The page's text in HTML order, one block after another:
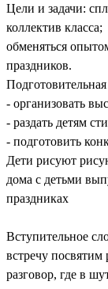
Цели и задачи:
коллектив класса;
обменяться
праздников.
Подготовительная
- организовать
- раздать детям
- подготовить
Дети рисуют
дома с детьми
праздниках
Вступительное
встречу посвятим
разговор, где в